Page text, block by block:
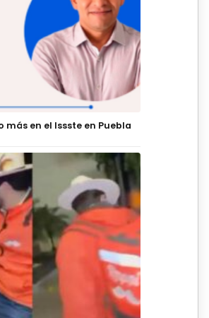
más en el Issste en Puebla